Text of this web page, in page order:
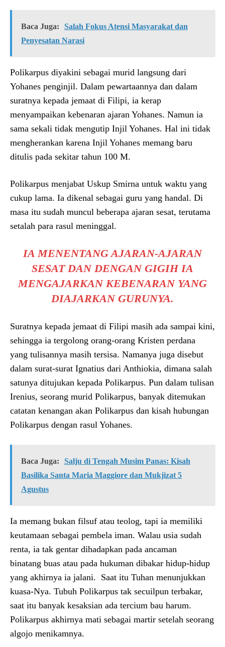
Baca Juga:
Salah Fokus Atensi Masyarakat dan
Penyesatan Narasi
Polikarpus diyakini sebagai murid langsung dari
Yohanes penginjil. Dalam pewartaannya dan dalam
suratnya kepada jemaat di Filipi, ia kerap
menyampaikan kebenaran ajaran Yohanes. Namun ia
sama sekali tidak mengutip Injil Yohanes. Hal ini tidak
mengherankan karena Injil Yohanes memang baru
ditulis pada sekitar tahun 100 M.
Polikarpus menjabat Uskup Smirna untuk waktu yang
cukup lama. Ia dikenal sebagai guru yang handal. Di
masa itu sudah muncul beberapa ajaran sesat, terutama
setalah para rasul meninggal.
IA MENENTANG AJARAN-AJARAN
SESAT DAN DENGAN GIGIH IA
MENGAJARKAN KEBENARAN YANG
DIAJARKAN GURUNYA.
Suratnya kepada jemaat di Filipi masih ada sampai kini,
sehingga ia tergolong orang-orang Kristen perdana
yang tulisannya masih tersisa. Namanya juga disebut
dalam surat-surat Ignatius dari Anthiokia, dimana salah
satunya ditujukan kepada Polikarpus. Pun dalam tulisan
Irenius, seorang murid Polikarpus, banyak ditemukan
catatan kenangan akan Polikarpus dan kisah hubungan
Polikarpus dengan rasul Yohanes.
Baca Juga:
Salju di Tengah Musim Panas: Kisah
Basilika Santa Maria Maggiore dan Mukjizat 5
Agustus
Ia memang bukan filsuf atau teolog, tapi ia memiliki
keutamaan sebagai pembela iman. Walau usia sudah
renta, ia tak gentar dihadapkan pada ancaman
binatang buas atau pada hukuman dibakar hidup-hidup
yang akhirnya ia jalani. Saat itu Tuhan menunjukkan
kuasa-Nya. Tubuh Polikarpus tak secuilpun terbakar,
saat itu banyak kesaksian ada tercium bau harum.
Polikarpus akhirnya mati sebagai martir setelah seorang
algojo menikamnya.